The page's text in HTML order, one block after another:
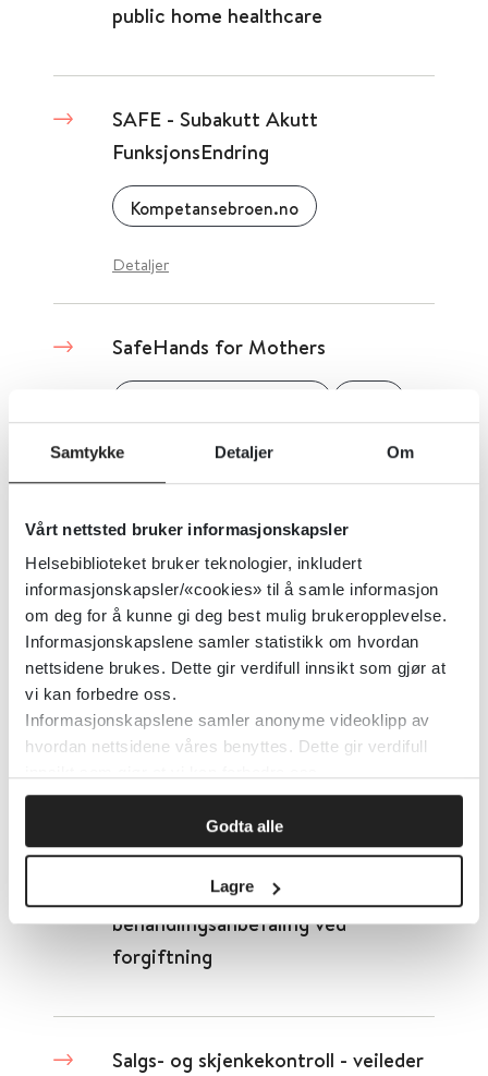
Samtykke Detaljer Om
Vårt nettsted bruker informasjonskapsler
Helsebiblioteket bruker teknologier, inkludert
informasjonskapsler/«cookies» til å samle informasjon
om deg for å kunne gi deg best mulig brukeropplevelse.
Informasjonskapslene samler statistikk om hvordan
nettsidene brukes. Dette gir verdifull innsikt som gjør at
vi kan forbedre oss.
Informasjonskapslene samler anonyme videoklipp av
hvordan nettsidene våres benyttes. Dette gir verdifull
Godta alle
Lagre
public home healthcare
SAFE - Subakutt Akutt
FunksjonsEndring
Kompetansebroen.no
Detaljer
SafeHands for Mothers
Detaljer
SAGE Open Nursing
Detaljer
Saksbehandling av avløp
Miljødirektoratet
Salbutamol -
behandlingsanbefaling ved
forgiftning
Salgs- og skjenkekontroll - veileder